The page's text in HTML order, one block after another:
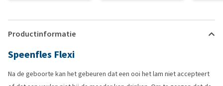
Productinformatie
Speenfles Flexi
Na de geboorte kan het gebeuren dat een ooi het lam niet accepteert